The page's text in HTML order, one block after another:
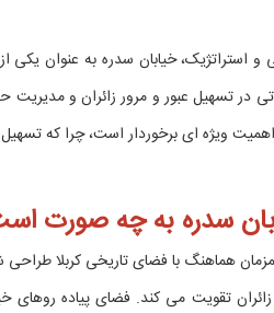
و استراتژیک، خیابان سدره به عنوان
تسهیل عبور و مرور زائران و مدیریت
اهمیت ویژه ای برخوردار است، چرا که
سدره به چه صورت
هماهنگ با فضای تاریخی کربلا
تقویت می کند. فضای پیاده روهای